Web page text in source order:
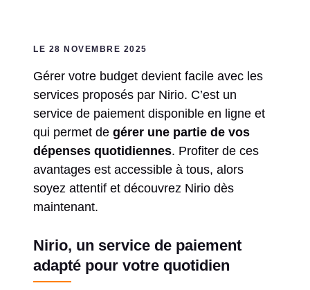
LE 28 NOVEMBRE 2025
Gérer votre budget devient facile avec les
services proposés par Nirio. C’est un
service de paiement disponible en ligne et
qui permet de gérer une partie de vos
dépenses quotidiennes. Profiter de ces
avantages est accessible à tous, alors
soyez attentif et découvrez Nirio dès
maintenant.
Nirio, un service de paiement
adapté pour votre quotidien